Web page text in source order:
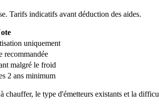
Tarifs indicatifs avant déduction des aides.
uniquement
recommandée
malgré le froid
2 ans minimum
chauffer, le type d'émetteurs existants et la